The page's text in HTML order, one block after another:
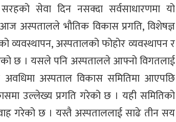
सेवा दिन नसक्दा सर्वसाधारणमा यो
अस्पतालले भौतिक विकास प्रगति, विशेषज्ञ
अस्पतालको फोहोर व्यवस्थापन र
छ । यसले पनि अस्पतालले आफ्नो विगतलाई
अवधिमा अस्पताल विकास समितिमा आएपछि
उल्लेख्य प्रगति गरेको छ । यही समितिको
गरेको छ । यस्तै अस्पताललाई साढे तीन सय